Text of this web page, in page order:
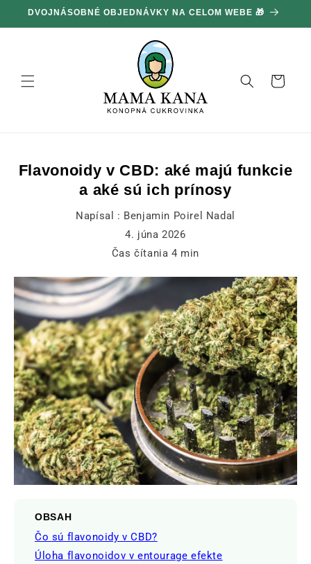
a prejsť
na obsah
DVOJNÁSOBNÉ OBJEDNÁVKY NA CELOM WEBE 🎁
Košík
Flavonoidy v CBD: aké majú funkcie
a aké sú ich prínosy
Napísal : Benjamin Poirel Nadal
4. júna 2026
Čas čítania4 min
OBSAH
Čo sú flavonoidy v CBD?
Úloha flavonoidov v entourage efekte